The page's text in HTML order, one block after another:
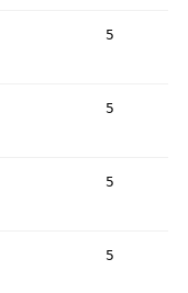
5
5
5
5